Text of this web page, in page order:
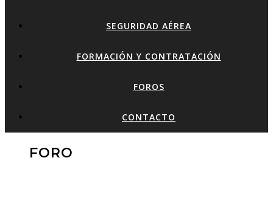
SEGURIDAD AÉREA
FORMACIÓN Y CONTRATACIÓN
FOROS
CONTACTO
FORO